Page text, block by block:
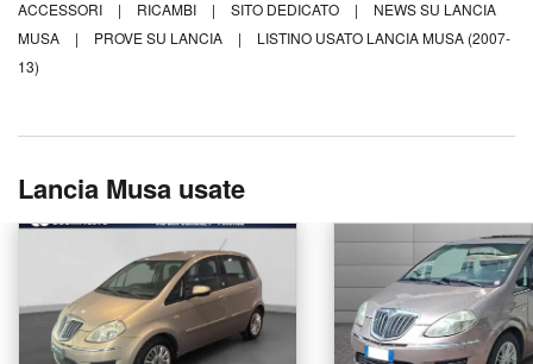
ACCESSORI
| RICAMBI | SITO DEDICATO |
NEWS SU LANCIA
MUSA
| PROVE SU LANCIA |
LISTINO USATO LANCIA MUSA (2007-
13)
Lancia Musa usate